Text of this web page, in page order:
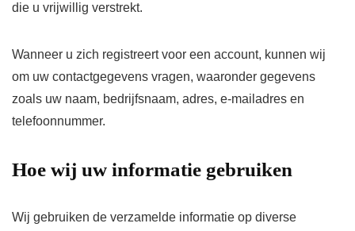
die u vrijwillig verstrekt.
Wanneer u zich registreert voor een account, kunnen wij
om uw contactgegevens vragen, waaronder gegevens
zoals uw naam, bedrijfsnaam, adres, e-mailadres en
telefoonnummer.
Hoe wij uw informatie gebruiken
Wij gebruiken de verzamelde informatie op diverse